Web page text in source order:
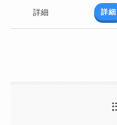
詳細 詳細